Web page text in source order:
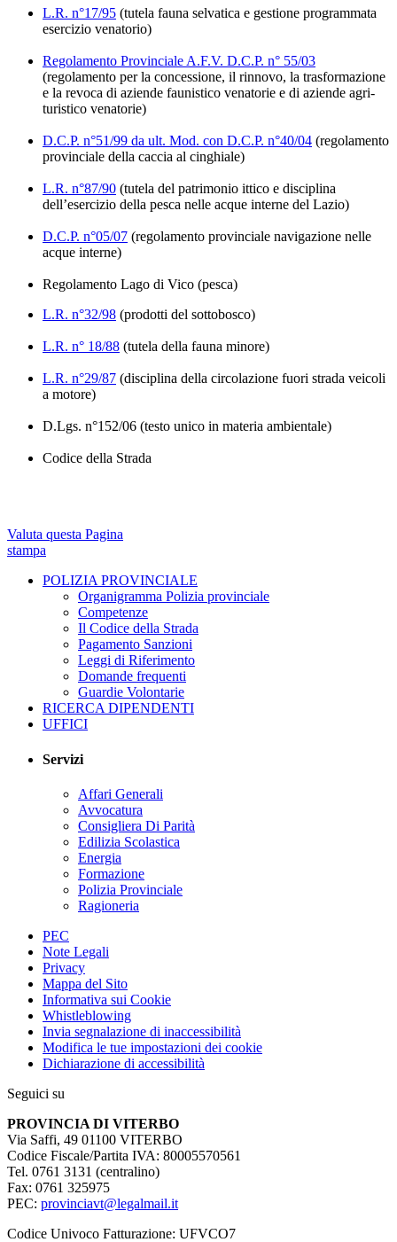
L.R. n°17/95 (tutela fauna selvatica e gestione programmata
esercizio venatorio)
Regolamento Provinciale A.F.V. D.C.P. n° 55/03
(regolamento per la concessione, il rinnovo, la trasformazione
e la revoca di aziende faunistico venatorie e di aziende agri-
turistico venatorie)
D.C.P. n°51/99 da ult. Mod. con D.C.P. n°40/04 (regolamento
provinciale della caccia al cinghiale)
L.R. n°87/90 (tutela del patrimonio ittico e disciplina
dell’esercizio della pesca nelle acque interne del Lazio)
D.C.P. n°05/07 (regolamento provinciale navigazione nelle
acque interne)
Regolamento Lago di Vico (pesca)
L.R. n°32/98 (prodotti del sottobosco)
L.R. n° 18/88 (tutela della fauna minore)
L.R. n°29/87 (disciplina della circolazione fuori strada veicoli
a motore)
D.Lgs. n°152/06 (testo unico in materia ambientale)
Codice della Strada
Valuta questa Pagina
stampa
POLIZIA PROVINCIALE
Organigramma Polizia provinciale
Competenze
Il Codice della Strada
Pagamento Sanzioni
Leggi di Riferimento
Domande frequenti
Guardie Volontarie
RICERCA DIPENDENTI
UFFICI
Servizi
Affari Generali
Avvocatura
Consigliera Di Parità
Edilizia Scolastica
Energia
Formazione
Polizia Provinciale
Ragioneria
PEC
Note Legali
Privacy
Mappa del Sito
Informativa sui Cookie
Whistleblowing
Invia segnalazione di inaccessibilità
Modifica le tue impostazioni dei cookie
Dichiarazione di accessibilità
Seguici su
PROVINCIA DI VITERBO
Via Saffi, 49 01100 VITERBO
Codice Fiscale/Partita IVA: 80005570561
Tel. 0761 3131 (centralino)
Fax: 0761 325975
PEC: provinciavt@legalmail.it
Codice Univoco Fatturazione: UFVCO7